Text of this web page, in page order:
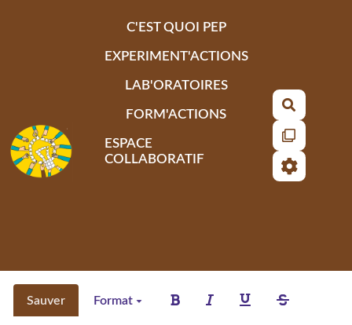
C'EST QUOI PEP
EXPERIMENT'ACTIONS
LAB'ORATOIRES
FORM'ACTIONS
ESPACE
COLLABORATIF
Sauver Format